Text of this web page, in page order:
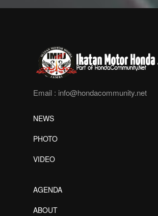
Email : info@hondacommunity.net
NEWS
PHOTO
VIDEO
AGENDA
ABOUT